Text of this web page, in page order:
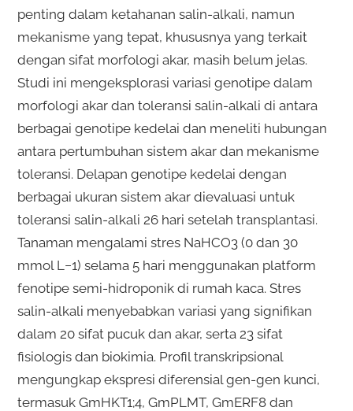
penting dalam ketahanan salin-alkali, namun
mekanisme yang tepat, khususnya yang terkait
dengan sifat morfologi akar, masih belum jelas.
Studi ini mengeksplorasi variasi genotipe dalam
morfologi akar dan toleransi salin-alkali di antara
berbagai genotipe kedelai dan meneliti hubungan
antara pertumbuhan sistem akar dan mekanisme
toleransi. Delapan genotipe kedelai dengan
berbagai ukuran sistem akar dievaluasi untuk
toleransi salin-alkali 26 hari setelah transplantasi.
Tanaman mengalami stres NaHCO3 (0 dan 30
mmol L−1) selama 5 hari menggunakan platform
fenotipe semi-hidroponik di rumah kaca. Stres
salin-alkali menyebabkan variasi yang signifikan
dalam 20 sifat pucuk dan akar, serta 23 sifat
fisiologis dan biokimia. Profil transkripsional
mengungkap ekspresi diferensial gen-gen kunci,
termasuk GmHKT1;4, GmPLMT, GmERF8 dan